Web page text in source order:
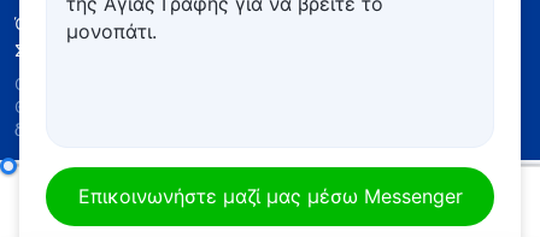
Όροι Χρήσης
Πολιτική απορρήτου
Συντελεστές
Copyright © 2026
Θεού
δικαιώματος.
μονοπάτι.
Επικοινωνήστε μαζί μας μέσω Messenger